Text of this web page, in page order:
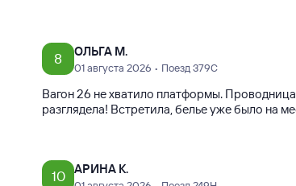
8 ОЛЬГА М.
01 августа 2026 • Поезд 379С
Вагон 26 не хватило платформы.
разглядела! Встретила, белье уже было на
10 АРИНА К.